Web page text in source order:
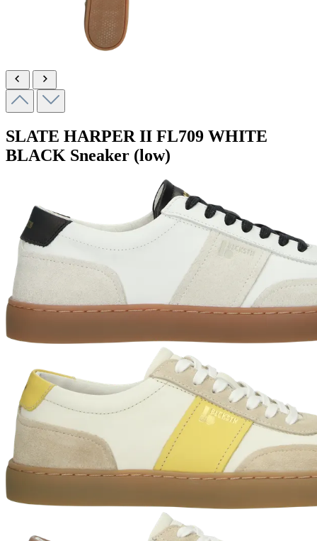
SLATE HARPER II FL709 WHITE
BLACK Sneaker (low)